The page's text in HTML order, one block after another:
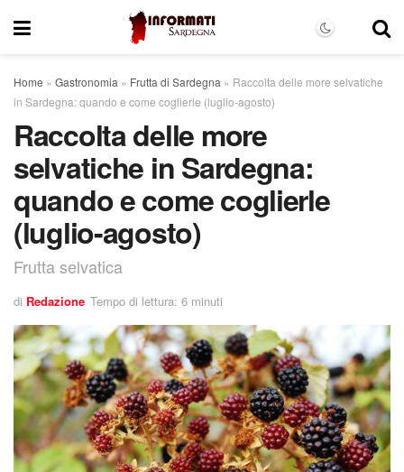
Home » Gastronomia » Frutta di Sardegna » Raccolta delle more selvatiche
in Sardegna: quando e come coglierle (luglio-agosto)
Raccolta delle more
selvatiche in Sardegna:
quando e come coglierle
(luglio-agosto)
Frutta selvatica
di Redazione Tempo di lettura: 6 minuti